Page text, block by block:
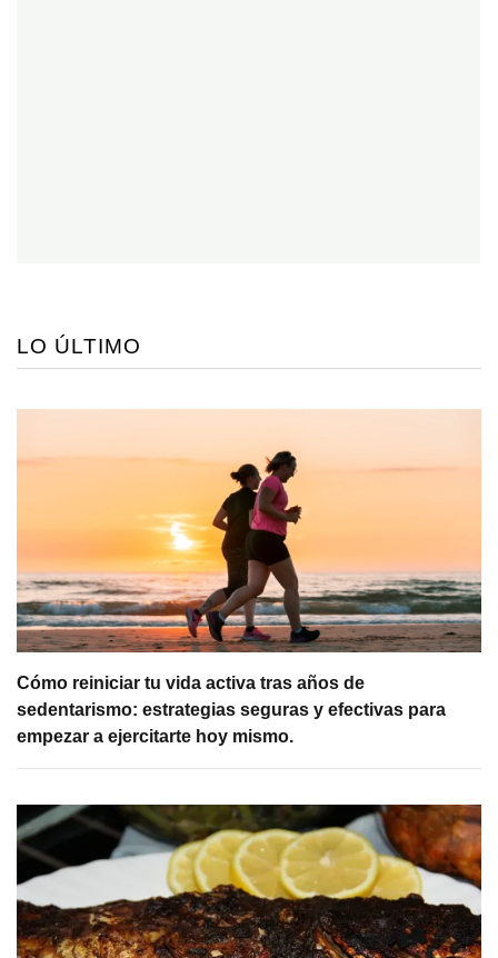
LO ÚLTIMO
Cómo reiniciar tu vida activa tras años de
sedentarismo: estrategias seguras y efectivas para
empezar a ejercitarte hoy mismo.